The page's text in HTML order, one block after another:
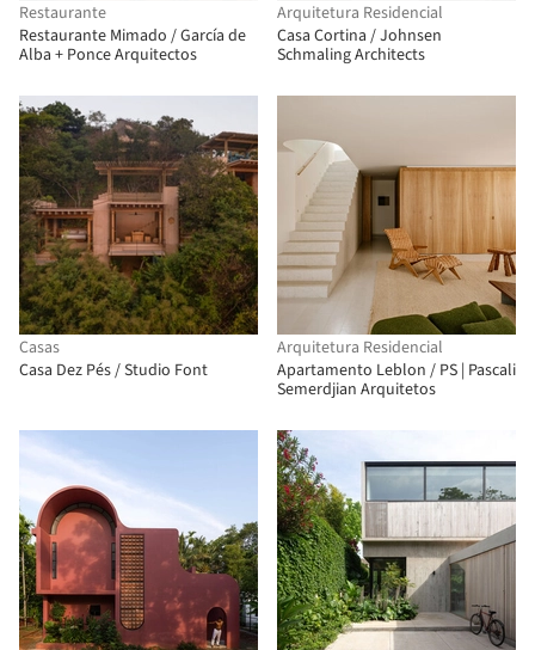
Restaurante
Restaurante Mimado / García de
Alba + Ponce Arquitectos
Arquitetura Residencial
Casa Cortina / Johnsen
Schmaling Architects
Casas
Casa Dez Pés / Studio Font
Arquitetura Residencial
Apartamento Leblon / PS | Pascali
Semerdjian Arquitetos